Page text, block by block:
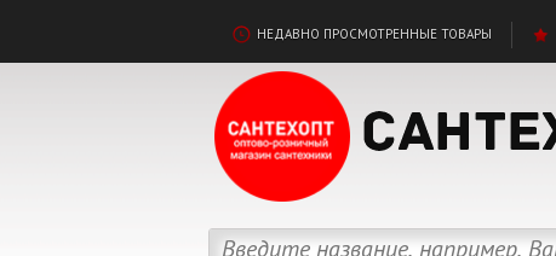
НЕДАВНО ПРОСМОТРЕННЫЕ ТОВАРЫ